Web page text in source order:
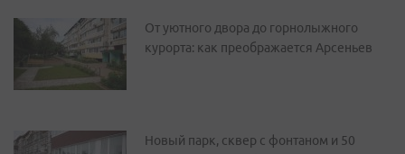
От уютного двора до горнолыжного
курорта: как преображается Арсеньев
Новый парк, сквер с фонтаном и 50